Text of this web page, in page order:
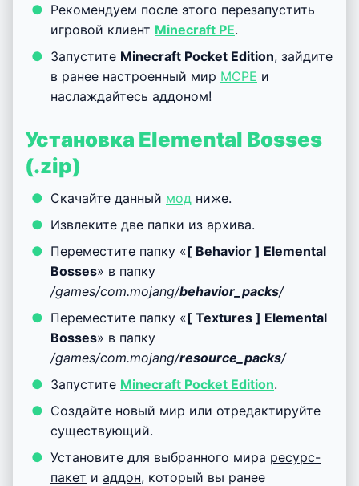
Рекомендуем после этого перезапустить
игровой клиент Minecraft PE.
Запустите Minecraft Pocket Edition, зайдите
в ранее настроенный мир MCPE и
наслаждайтесь аддоном!
Установка Elemental Bosses
(.zip)
Скачайте данный мод ниже.
Извлеките две папки из архива.
Переместите папку «[ Behavior ] Elemental
Bosses» в папку
/games/com.mojang/behavior_packs/
Переместите папку «[ Textures ] Elemental
Bosses» в папку
/games/com.mojang/resource_packs/
Запустите Minecraft Pocket Edition.
Создайте новый мир или отредактируйте
существующий.
Установите для выбранного мира ресурс-
пакет и аддон, который вы ранее